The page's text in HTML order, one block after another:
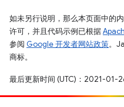
如未另行说明，那么本页面中的
许可，并且代码示例已根据
参阅 Google 开发者网站政策。
商标。
最后更新时间 (UTC)：2021-01-26